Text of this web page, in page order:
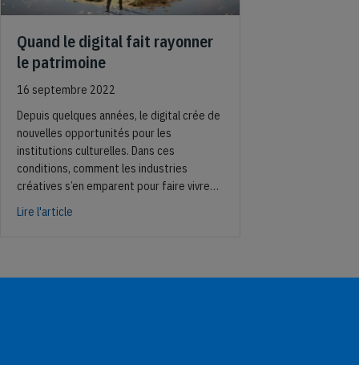
Quand le digital fait rayonner
le patrimoine
16 septembre 2022
Depuis quelques années, le digital crée de
nouvelles opportunités pour les
institutions culturelles. Dans ces
conditions, comment les industries
créatives s’en emparent pour faire vivre…
Lire l'article